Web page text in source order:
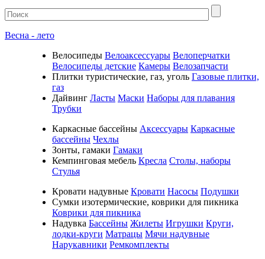
Весна - лето
Велосипеды Велоаксессуары Велоперчатки
Велосипеды детские Камеры Велозапчасти
Плитки туристические, газ, уголь Газовые плитки,
газ
Дайвинг Ласты Маски Наборы для плавания
Трубки
Каркасные бассейны Аксессуары Каркасные
бассейны Чехлы
Зонты, гамаки Гамаки
Кемпинговая мебель Кресла Столы, наборы
Стулья
Кровати надувные Кровати Насосы Подушки
Cумки изотермические, коврики для пикника
Коврики для пикника
Надувка Бассейны Жилеты Игрушки Круги,
лодки-круги Матрацы Мячи надувные
Нарукавники Ремкомплекты